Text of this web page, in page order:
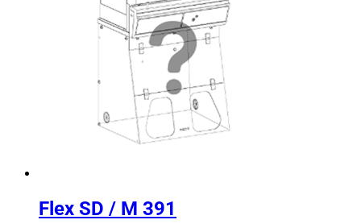
Flex SD / M 391